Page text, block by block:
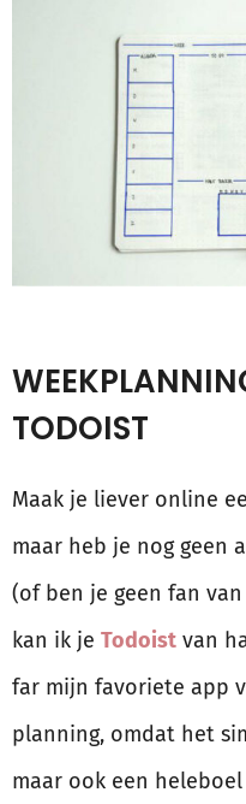
TODOIST
Maak je liever online
maar heb je nog geen
(of ben je geen fan
kan ik je Todoist van
far mijn favoriete app
planning, omdat het
maar ook een